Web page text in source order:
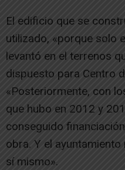
El edificio que se
utilizado, «porque solo
levantó en el terrenos
dispuesto para Centro
«Posteriormente, con
que hubo en 2012 y
conseguido
obra. Y el
sí mismo».